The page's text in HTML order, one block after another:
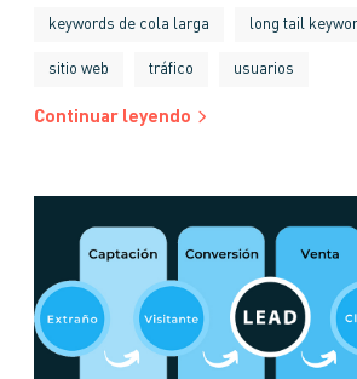
keywords de cola larga long tail
sitio web tráfico usuarios
Continuar leyendo